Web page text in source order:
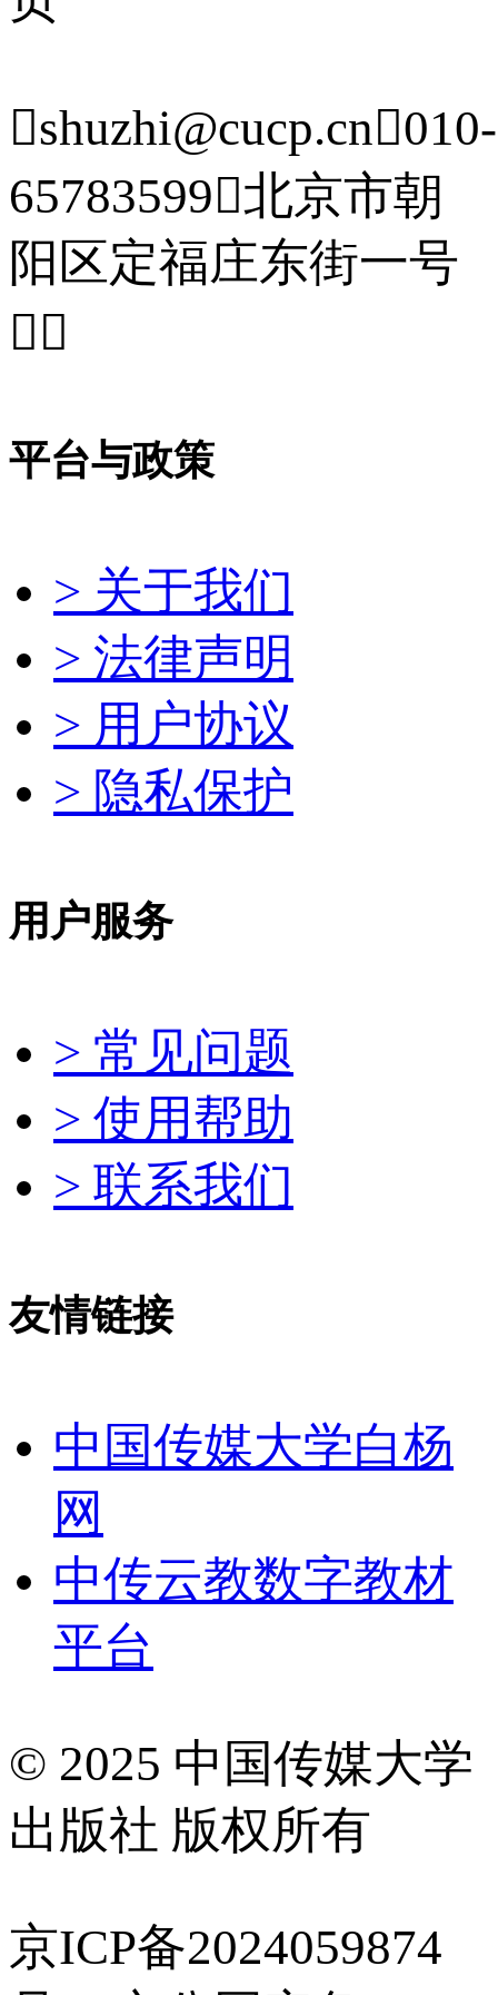
shuzhi@cucp.cn010-
65783599北京市朝
阳区定福庄东街一号

平台与政策
> 关于我们
> 法律声明
> 用户协议
> 隐私保护
用户服务
> 常见问题
> 使用帮助
> 联系我们
友情链接
中国传媒大学白杨
网
中传云教数字教材
平台
© 2025 中国传媒大学
出版社 版权所有
京ICP备2024059874